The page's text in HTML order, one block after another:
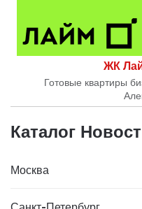
ЖК
Готовые квартиры
Каталог
Москва